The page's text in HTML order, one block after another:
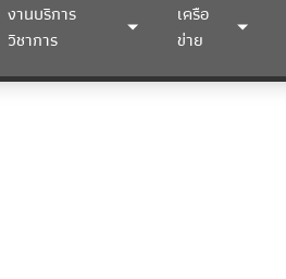
งานบริการ
วิชาการ
เครือ
ข่าย